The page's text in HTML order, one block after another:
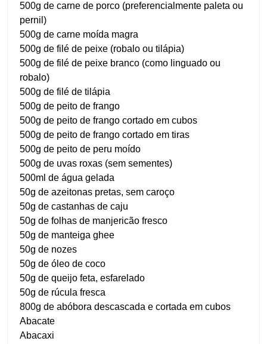
500g de carne de porco (preferencialmente paleta ou
pernil)
500g de carne moída magra
500g de filé de peixe (robalo ou tilápia)
500g de filé de peixe branco (como linguado ou
robalo)
500g de filé de tilápia
500g de peito de frango
500g de peito de frango cortado em cubos
500g de peito de frango cortado em tiras
500g de peito de peru moído
500g de uvas roxas (sem sementes)
500ml de água gelada
50g de azeitonas pretas, sem caroço
50g de castanhas de caju
50g de folhas de manjericão fresco
50g de manteiga ghee
50g de nozes
50g de óleo de coco
50g de queijo feta, esfarelado
50g de rúcula fresca
800g de abóbora descascada e cortada em cubos
Abacate
Abacaxi